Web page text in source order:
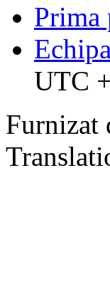
Prima
Echipa
UTC
Furnizat